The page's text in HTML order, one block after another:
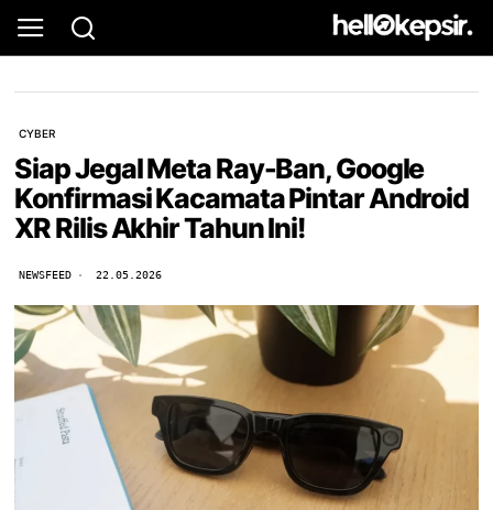
CYBER
Siap Jegal Meta Ray-Ban, Google
Konfirmasi Kacamata Pintar Android
XR Rilis Akhir Tahun Ini!
NEWSFEED 22.05.2026